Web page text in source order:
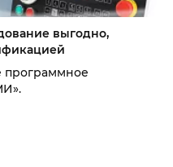
выгодно,
программное